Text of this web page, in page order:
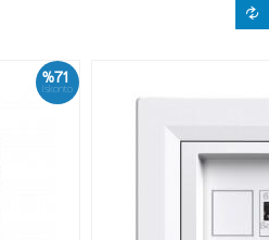
%71
İskonto